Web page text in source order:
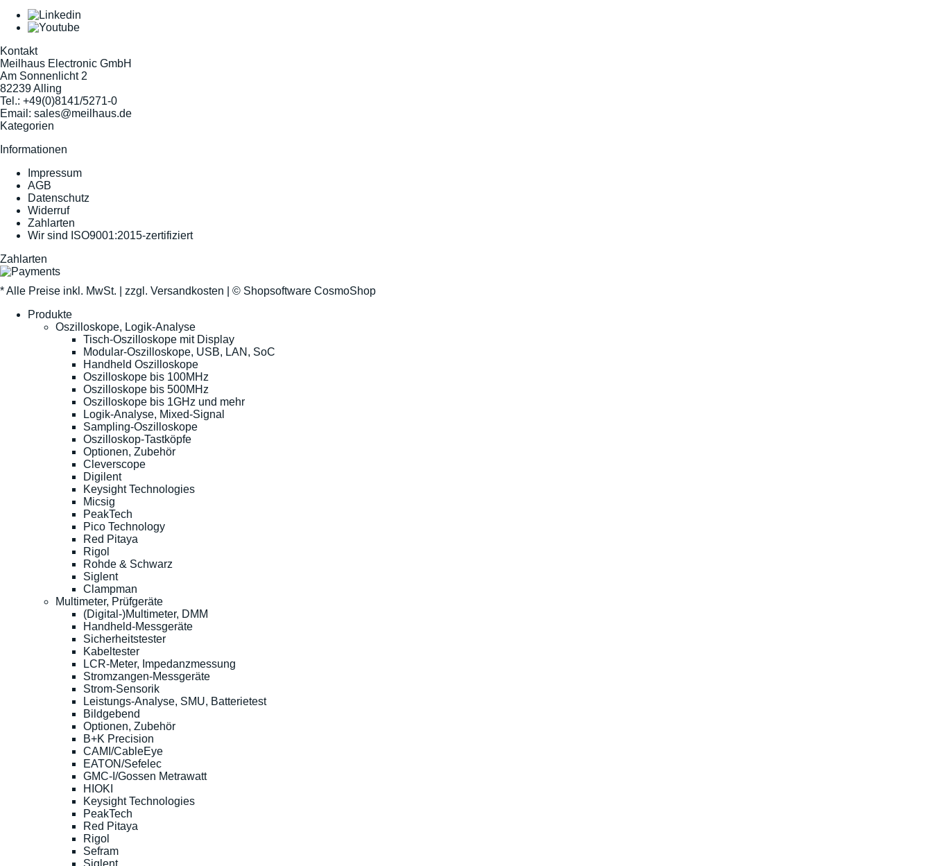
Kontakt
Meilhaus Electronic GmbH
Am Sonnenlicht 2
82239 Alling
Tel.: +49(0)8141/5271-0
Email: sales@meilhaus.de
Kategorien
Informationen
Impressum
AGB
Datenschutz
Widerruf
Zahlarten
Wir sind ISO9001:2015-zertifiziert
Zahlarten
* Alle Preise inkl. MwSt. | zzgl. Versandkosten | © Shopsoftware CosmoShop
Produkte
Oszilloskope, Logik-Analyse
Tisch-Oszilloskope mit Display
Modular-Oszilloskope, USB, LAN, SoC
Handheld Oszilloskope
Oszilloskope bis 100MHz
Oszilloskope bis 500MHz
Oszilloskope bis 1GHz und mehr
Logik-Analyse, Mixed-Signal
Sampling-Oszilloskope
Oszilloskop-Tastköpfe
Optionen, Zubehör
Cleverscope
Digilent
Keysight Technologies
Micsig
PeakTech
Pico Technology
Red Pitaya
Rigol
Rohde & Schwarz
Siglent
Clampman
Multimeter, Prüfgeräte
(Digital-)Multimeter, DMM
Handheld-Messgeräte
Sicherheitstester
Kabeltester
LCR-Meter, Impedanzmessung
Stromzangen-Messgeräte
Strom-Sensorik
Leistungs-Analyse, SMU, Batterietest
Bildgebend
Optionen, Zubehör
B+K Precision
CAMI/CableEye
EATON/Sefelec
GMC-I/Gossen Metrawatt
HIOKI
Keysight Technologies
PeakTech
Red Pitaya
Rigol
Sefram
Siglent